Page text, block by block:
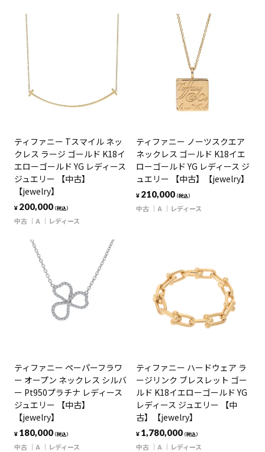
ティファニー Tスマイル ネッ
クレス ラージ ゴールド K18イ
エローゴールド YG レディース
ジュエリー 【中古】
【jewelry】
¥ 200,000（税込）
中古 A レディース
ティファニー ノーツスクエア
ネックレス ゴールド K18イエ
ローゴールド YG レディース ジ
ュエリー 【中古】【jewelry】
¥ 210,000（税込）
中古 A レディース
ティファニー ペーパーフラワ
ー オープン ネックレス シルバ
ー Pt950プラチナ レディース
ジュエリー 【中古】
【jewelry】
¥ 180,000（税込）
中古 A レディース
ティファニー ハードウェア ラ
ージリンク ブレスレット ゴー
ルド K18イエローゴールド YG
レディース ジュエリー 【中
古】【jewelry】
¥ 1,780,000（税込）
中古 A レディース